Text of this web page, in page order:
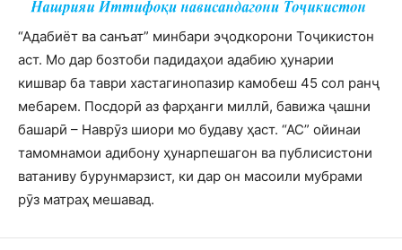
“Адабиёт ва санъат” минбари эҷодкорони Тоҷикистон
аст. Мо дар бозтоби падидаҳои адабию ҳунарии
кишвар ба таври хастагинопазир камобеш 45 сол ранҷ
мебарем. Посдорӣ аз фарҳанги миллӣ, бавижа ҷашни
башарӣ – Наврӯз шиори мо будаву ҳаст. “АС” ойинаи
тамомнамои адибону ҳунарпешагон ва публисистони
ватаниву бурунмарзист, ки дар он масоили мубрами
рӯз матраҳ мешавад.